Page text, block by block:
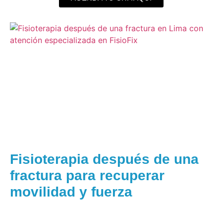
Fisioterapia después de una
fractura para recuperar
movilidad y fuerza